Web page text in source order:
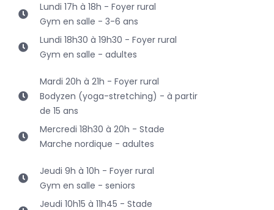
Lundi 17h à 18h - Foyer rural
Gym en salle - 3-6 ans
Lundi 18h30 à 19h30 - Foyer rural
Gym en salle - adultes
Mardi 20h à 21h - Foyer rural
Bodyzen (yoga-stretching) - à partir
de 15 ans
Mercredi 18h30 à 20h - Stade
Marche nordique - adultes
Jeudi 9h à 10h - Foyer rural
Gym en salle - seniors
Jeudi 10h15 à 11h45 - Stade